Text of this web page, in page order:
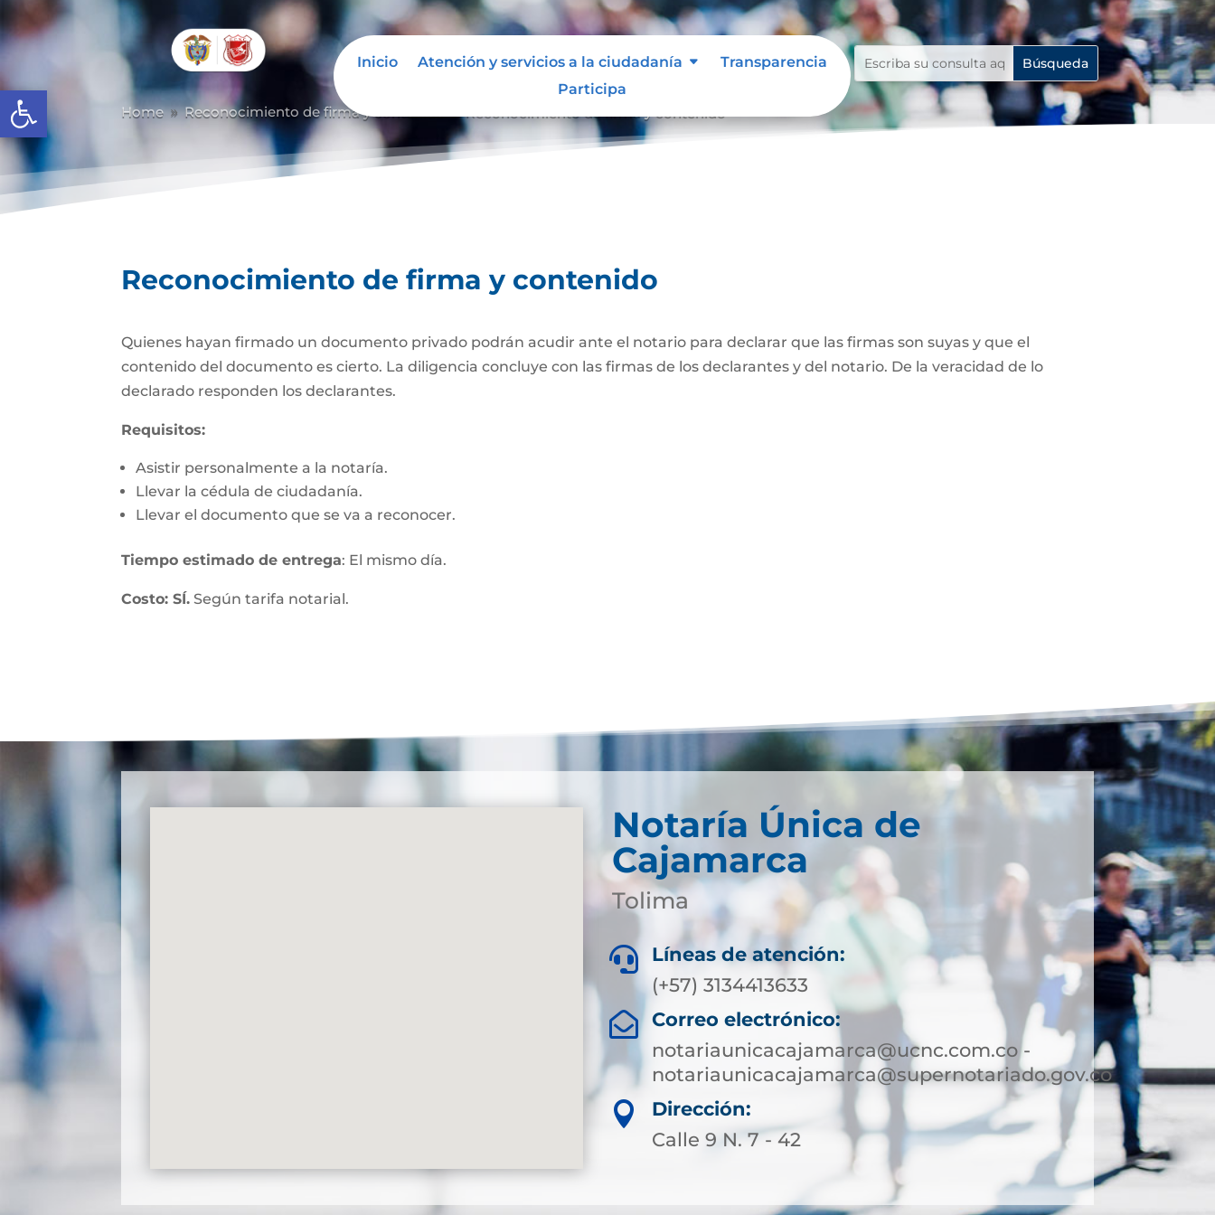
Abrir barra de herramientas
Inicio Atención y servicios a la ciudadanía
Transparencia
Participa
Home 9 Reconocimiento de firma y contenido
Reconocimiento de firma y contenido
Quienes hayan firmado un documento privado podrán acudir ante el notario para declarar que las firmas son suyas y que el
contenido del documento es cierto. La diligencia concluye con las firmas de los declarantes y del notario. De la veracidad de lo
declarado responden los declarantes.
Requisitos:
Asistir personalmente a la notaría.
Llevar la cédula de ciudadanía.
Llevar el documento que se va a reconocer.
Tiempo estimado de entrega: El mismo día.
Costo: SÍ. Según tarifa notarial.
Notaría Única de
Cajamarca
Tolima

Líneas de atención:
(+57) 3134413633

Correo electrónico:
notariaunicacajamarca@ucnc.com.co -
notariaunicacajamarca@supernotariado.gov.co

Dirección:
Calle 9 N. 7 - 42